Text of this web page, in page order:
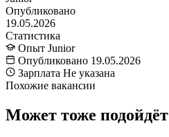
Опубликовано
19.05.2026
Статистика
Опыт Junior
Опубликовано 19.05.2026
Зарплата Не указана
Похожие вакансии
Может тоже подойдёт